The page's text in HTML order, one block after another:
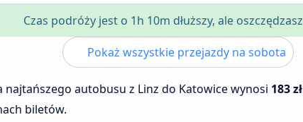
Czas podróży jest o 1h 10m dłuższy, ale oszczędzasz
Pokaż wszystkie przejazdy na sobota
najtańszego autobusu z Linz do Katowice wynosi 183 zł
biletów.